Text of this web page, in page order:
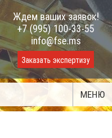
Ждем ваших заявок!
+7 (995) 100-33-55
info@fse.ms
Заказать экспертизу
МЕНЮ